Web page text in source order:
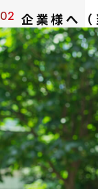
02 企業様へ（